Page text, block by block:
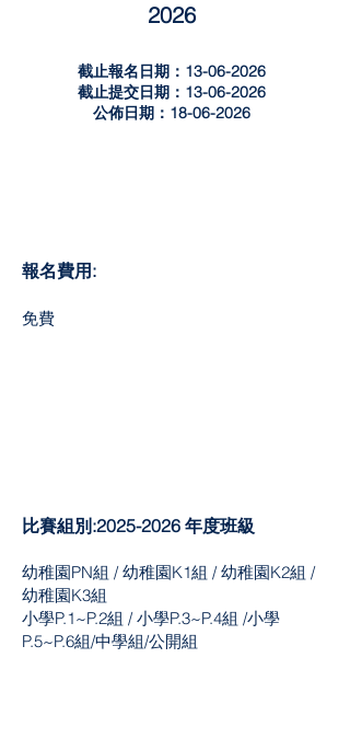
2026
截止報名日期：13-06-2026
截止提交日期：13-06-2026
公佈日期：18-06-2026
報名費用:
​免費
比賽組別:2025-2026 年度班級
幼稚園PN組 / 幼稚園K1組 / 幼稚園K2組 /
幼稚園K3組
小學P.1~P.2組 / 小學P.3~P.4組 /小學
P.5~P.6組/中學組/公開組